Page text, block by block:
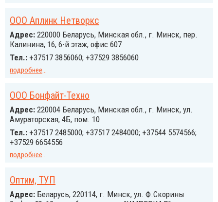
ООО Аплинк Нетворкс
Адрес: 220000 Беларусь, Минская обл., г. Минск, пер.
Калинина, 16, 6-й этаж, офис 607
Тел.: +37517 3856060; +37529 3856060
подробнее...
ООО Бонфайт-Техно
Адрес: 220004 Беларусь, Минская обл., г. Минск, ул.
Амураторская, 4Б, пом. 10
Тел.: +37517 2485000; +37517 2484000; +37544 5574566;
+37529 6654556
подробнее...
Оптим, ТУП
Адрес: Беларусь, 220114, г. Минск, ул. Ф.Скорины